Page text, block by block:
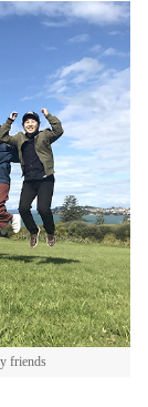
friends